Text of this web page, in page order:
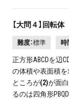
【大問４】回転体
難度：標準 時
正方形ABCDを辺
の体積や表面積を
ところが(2)が面
るのは四角形